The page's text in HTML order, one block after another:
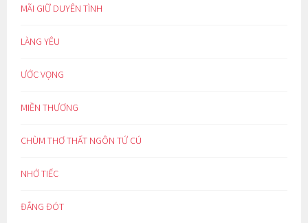
MÃI GIỮ DUYÊN TÌNH
LÀNG YÊU
ƯỚC VỌNG
MIỀN THƯƠNG
CHÙM THƠ THẤT NGÔN TỨ CÚ
NHỚ TIẾC
ĐẮNG ĐÓT